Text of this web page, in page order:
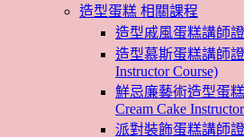
造型蛋糕 相關課程
造型戚風蛋糕講師
造型慕斯蛋糕講師
Instructor Course)
鮮忌廉藝術造型蛋
Cream Cake
派對裝飾蛋糕講師